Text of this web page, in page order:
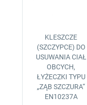
KLESZCZE
(SZCZYPCE) DO
USUWANIA CIAŁ
OBCYCH,
ŁYŻECZKI TYPU
„ZĄB SZCZURA“
EN10237A